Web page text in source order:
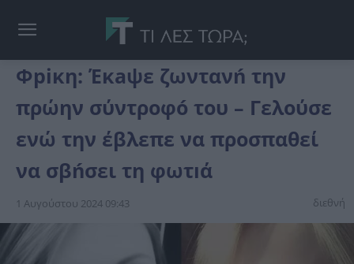
Φpiκη: Έκaψε ζωντανń την
πρώην σύντροφó του – Γελоύσε
ενώ την έβλεπε να πρоσπαθεί
να σβńσει τη φωτıά
1 Αυγούστου 2024 09:43 διεθνή